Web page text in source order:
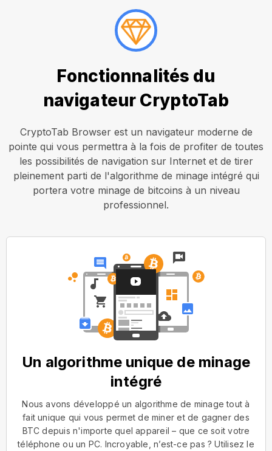
Fonctionnalités du
navigateur CryptoTab
CryptoTab Browser est un navigateur moderne de
pointe qui vous permettra à la fois de profiter de toutes
les possibilités de navigation sur Internet et de tirer
pleinement parti de l'algorithme de minage intégré qui
portera votre minage de bitcoins à un niveau
professionnel.
Un algorithme unique de minage
intégré
Nous avons développé un algorithme de minage tout à
fait unique qui vous permet de miner et de gagner des
BTC depuis n'importe quel appareil – que ce soit votre
téléphone ou un PC. Incroyable, n’est-ce pas ? Utilisez le